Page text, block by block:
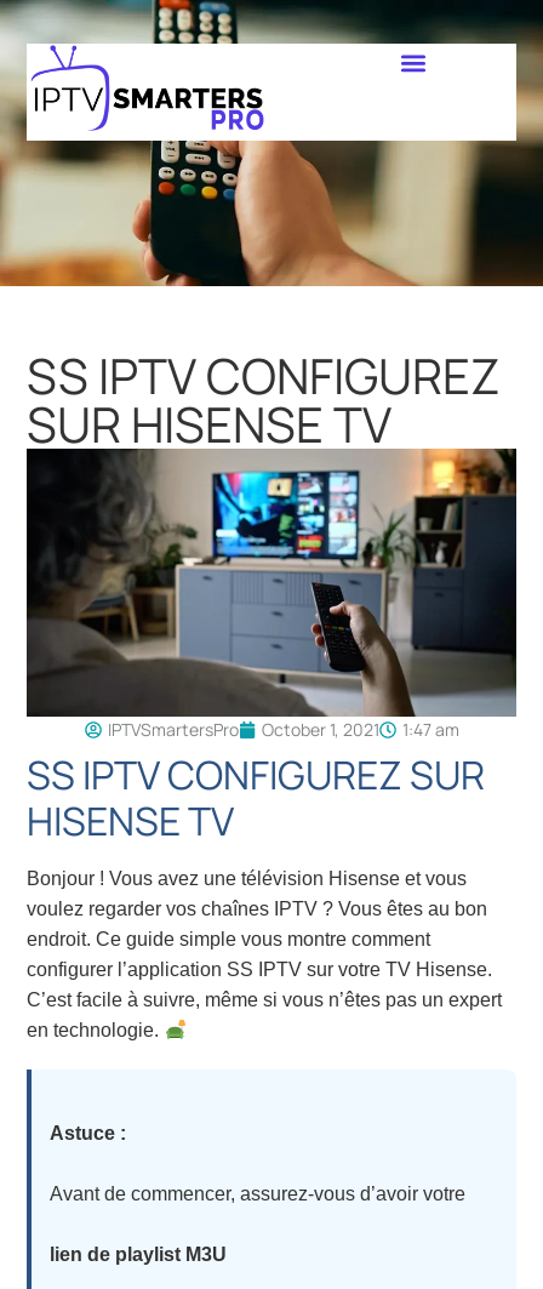
SS IPTV CONFIGUREZ
SUR HISENSE TV
IPTVSmartersPro October 1, 2021 1:47 am
SS IPTV CONFIGUREZ SUR
HISENSE TV
Bonjour ! Vous avez une télévision Hisense et vous
voulez regarder vos chaînes IPTV ? Vous êtes au bon
endroit. Ce guide simple vous montre comment
configurer l’application SS IPTV sur votre TV Hisense.
C’est facile à suivre, même si vous n’êtes pas un expert
en technologie.
Astuce :
Avant de commencer, assurez-vous d’avoir votre
lien de playlist M3U